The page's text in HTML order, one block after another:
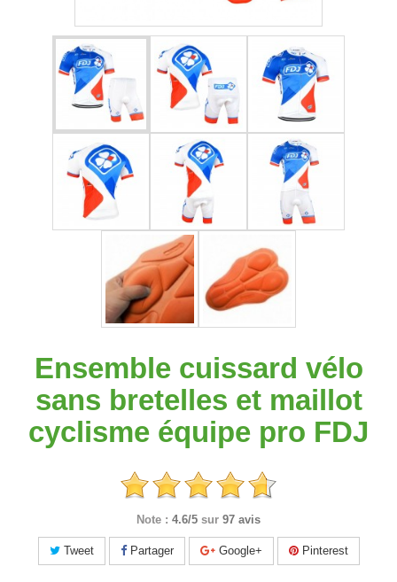
Ensemble cuissard vélo
sans bretelles et maillot
cyclisme équipe pro FDJ
Note : 4.6/5 sur 97 avis
Tweet Partager Google+ Pinterest